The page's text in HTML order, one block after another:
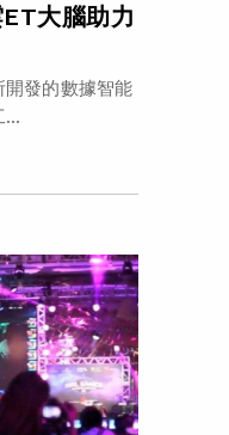
大腦助力
發的數據智能
...